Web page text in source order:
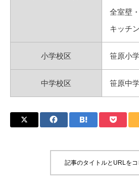
全室壁
キッチ
小学校区 笹原小
中学校区 笹原中
記事のタイトルとURLをコ